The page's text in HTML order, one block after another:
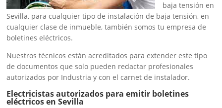
baja tensión en
Sevilla, para cualquier tipo de instalación de baja tensión, en
cualquier clase de inmueble, también somos tu empresa de
boletines eléctricos.
Nuestros técnicos están acreditados para extender este tipo
de documentos que solo pueden redactar profesionales
autorizados por Industria y con el carnet de instalador.
Electricistas autorizados para emitir boletines
eléctricos en Sevilla